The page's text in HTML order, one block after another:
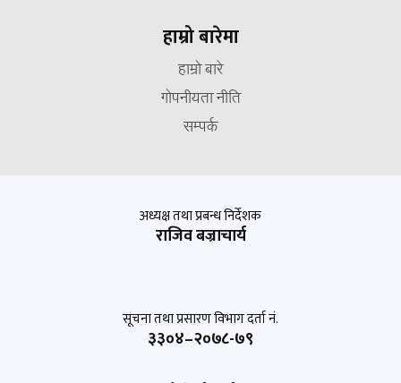
हाम्रो बारेमा
हाम्रो बारे
गोपनीयता नीति
सम्पर्क
अध्यक्ष तथा प्रबन्ध निर्देशक
राजिव बज्राचार्य
सूचना तथा प्रसारण विभाग दर्ता नं.
३३०४–२०७८-७९